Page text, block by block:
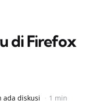
di Firefox
ada diskusi 1 min